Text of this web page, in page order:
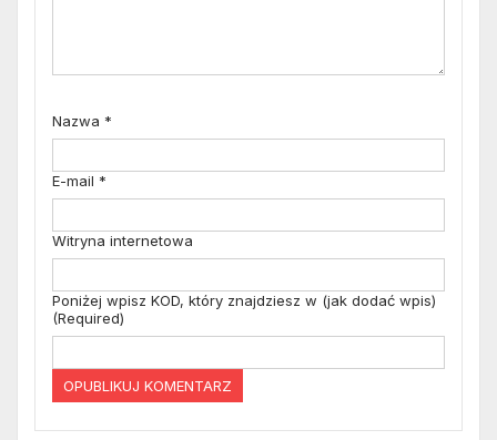
Nazwa *
E-mail *
Witryna internetowa
Poniżej wpisz KOD, który znajdziesz w (jak dodać wpis)
(Required)